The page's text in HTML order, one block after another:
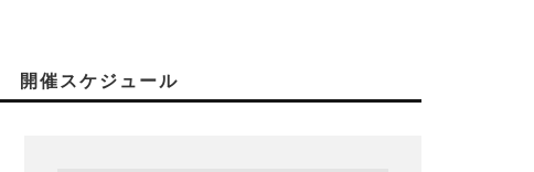
開催スケジュール